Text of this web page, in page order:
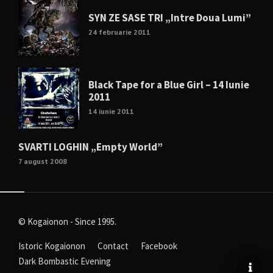
SYN ZE SASE TRI „Intre Doua Lumi”
24 februarie 2011
Black Tape for a Blue Girl – 14 Iunie
2011
14 iunie 2011
SVARTI LOGHIN „Empty World”
7 august 2008
© Kogaionon - Since 1995.
Istoric Kogaionon Contact
Facebook
Dark Bombastic Evening